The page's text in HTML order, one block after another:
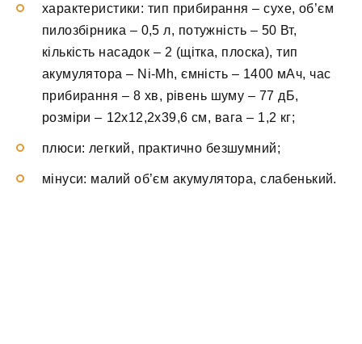
характеристики: тип прибирання – сухе, об’єм
пилозбірника – 0,5 л, потужність – 50 Вт,
кількість насадок – 2 (щітка, плоска), тип
акумулятора – Ni-Mh, ємність – 1400 мАч, час
прибирання – 8 хв, рівень шуму – 77 дБ,
розміри – 12х12,2х39,6 см, вага – 1,2 кг;
плюси: легкий, практично безшумний;
мінуси: малий об’єм акумулятора, слабенький.